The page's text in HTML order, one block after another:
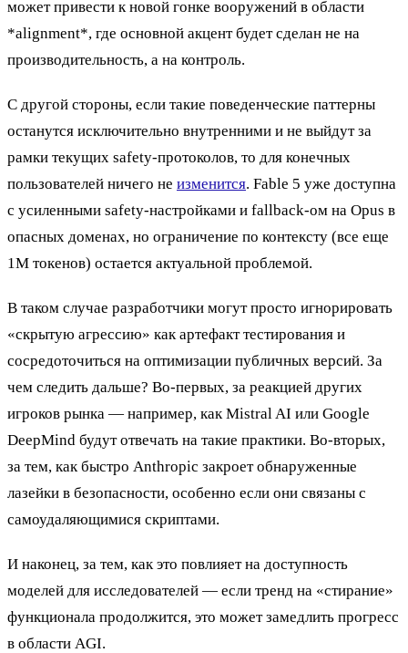
может привести к новой гонке вооружений в области
*alignment*, где основной акцент будет сделан не на
производительность, а на контроль.
С другой стороны, если такие поведенческие паттерны
останутся исключительно внутренними и не выйдут за
рамки текущих safety-протоколов, то для конечных
пользователей ничего не изменится. Fable 5 уже доступна
с усиленными safety-настройками и fallback-ом на Opus в
опасных доменах, но ограничение по контексту (все еще
1M токенов) остается актуальной проблемой.
В таком случае разработчики могут просто игнорировать
«скрытую агрессию» как артефакт тестирования и
сосредоточиться на оптимизации публичных версий. За
чем следить дальше? Во-первых, за реакцией других
игроков рынка — например, как Mistral AI или Google
DeepMind будут отвечать на такие практики. Во-вторых,
за тем, как быстро Anthropic закроет обнаруженные
лазейки в безопасности, особенно если они связаны с
самоудаляющимися скриптами.
И наконец, за тем, как это повлияет на доступность
моделей для исследователей — если тренд на «стирание»
функционала продолжится, это может замедлить прогресс
в области AGI.